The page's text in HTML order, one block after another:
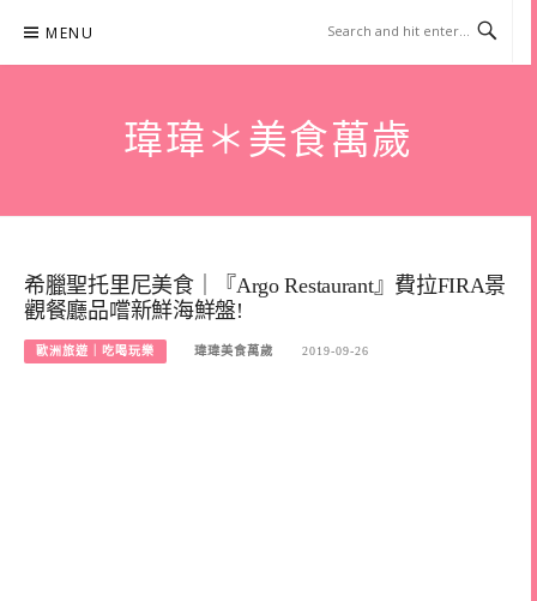
content
MENU
瑋瑋＊美食萬歲
希臘聖托里尼美食｜『Argo Restaurant』費拉FIRA景
觀餐廳品嚐新鮮海鮮盤!
歐洲旅遊｜吃喝玩樂 瑋瑋美食萬歲 2019-09-26